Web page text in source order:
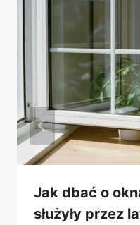
Jak dbać o
służyły przez